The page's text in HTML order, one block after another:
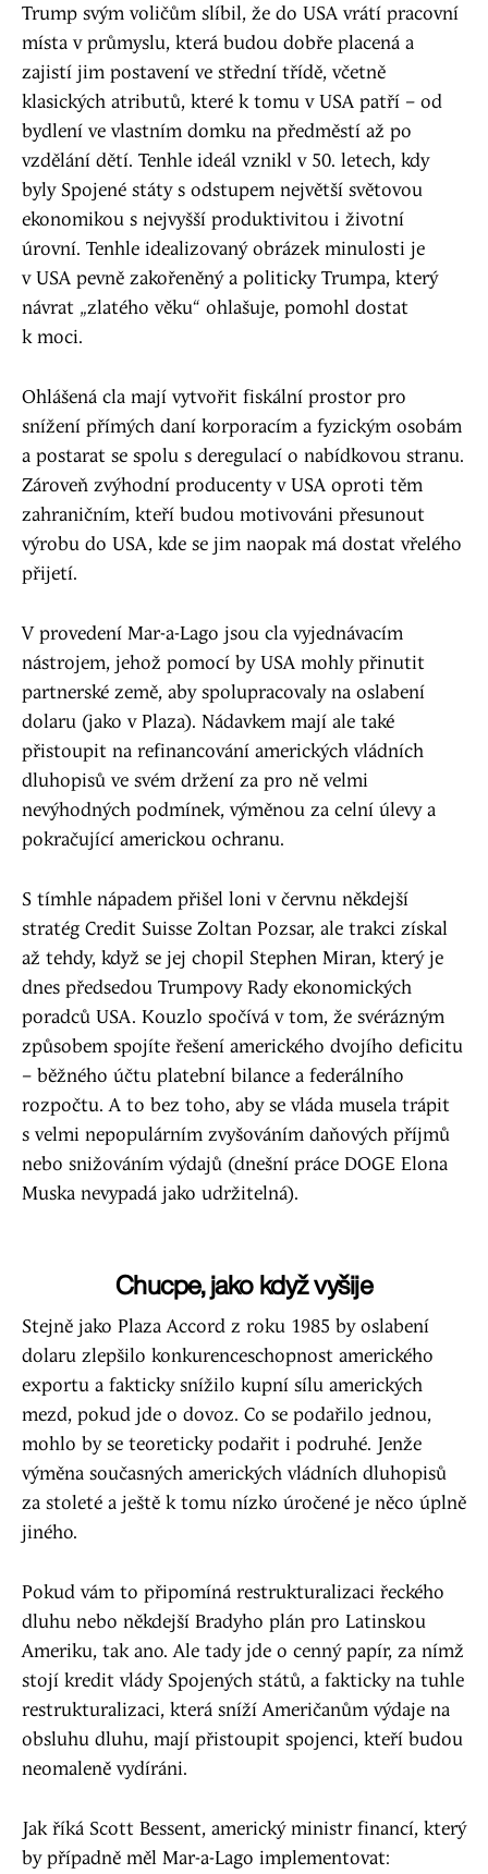
Trump svým voličům slíbil, že do USA vrátí pracovní
místa v průmyslu, která budou dobře placená a
zajistí jim postavení ve střední třídě, včetně
klasických atributů, které k tomu v USA patří – od
bydlení ve vlastním domku na předměstí až po
vzdělání dětí. Tenhle ideál vznikl v 50. letech, kdy
byly Spojené státy s odstupem největší světovou
ekonomikou s nejvyšší produktivitou i životní
úrovní. Tenhle idealizovaný obrázek minulosti je
v USA pevně zakořeněný a politicky Trumpa, který
návrat „zlatého věku“ ohlašuje, pomohl dostat
k moci.
Ohlášená cla mají vytvořit fiskální prostor pro
snížení přímých daní korporacím a fyzickým osobám
a postarat se spolu s deregulací o nabídkovou stranu.
Zároveň zvýhodní producenty v USA oproti těm
zahraničním, kteří budou motivováni přesunout
výrobu do USA, kde se jim naopak má dostat vřelého
přijetí.
V provedení Mar-a-Lago jsou cla vyjednávacím
nástrojem, jehož pomocí by USA mohly přinutit
partnerské země, aby spolupracovaly na oslabení
dolaru (jako v Plaza). Nádavkem mají ale také
přistoupit na refinancování amerických vládních
dluhopisů ve svém držení za pro ně velmi
nevýhodných podmínek, výměnou za celní úlevy a
pokračující americkou ochranu.
S tímhle nápadem přišel loni v červnu někdejší
stratég Credit Suisse Zoltan Pozsar, ale trakci získal
až tehdy, když se jej chopil Stephen Miran, který je
dnes předsedou Trumpovy Rady ekonomických
poradců USA. Kouzlo spočívá v tom, že svérázným
způsobem spojíte řešení amerického dvojího deficitu
– běžného účtu platební bilance a federálního
rozpočtu. A to bez toho, aby se vláda musela trápit
s velmi nepopulárním zvyšováním daňových příjmů
nebo snižováním výdajů (dnešní práce DOGE Elona
Muska nevypadá jako udržitelná).
Chucpe, jako když vyšije
Stejně jako Plaza Accord z roku 1985 by oslabení
dolaru zlepšilo konkurenceschopnost amerického
exportu a fakticky snížilo kupní sílu amerických
mezd, pokud jde o dovoz. Co se podařilo jednou,
mohlo by se teoreticky podařit i podruhé. Jenže
výměna současných amerických vládních dluhopisů
za stoleté a ještě k tomu nízko úročené je něco úplně
jiného.
Pokud vám to připomíná restrukturalizaci řeckého
dluhu nebo někdejší Bradyho plán pro Latinskou
Ameriku, tak ano. Ale tady jde o cenný papír, za nímž
stojí kredit vlády Spojených států, a fakticky na tuhle
restrukturalizaci, která sníží Američanům výdaje na
obsluhu dluhu, mají přistoupit spojenci, kteří budou
neomaleně vydíráni.
Jak říká Scott Bessent, americký ministr financí, který
by případně měl Mar-a-Lago implementovat: